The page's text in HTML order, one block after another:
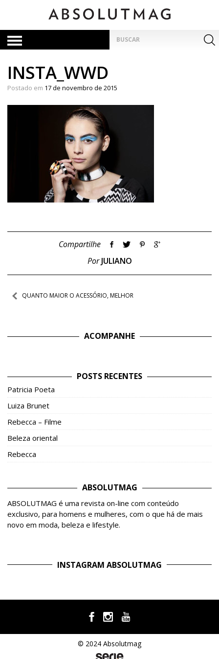
por:
INSTA_WWD
Postado em 17 de novembro de 2015
Compartilhe
PorJULIANO
Navegação
QUANTO MAIOR O ACESSÓRIO, MELHOR
ACOMPANHE
POSTS RECENTES
Patricia Poeta
Luiza Brunet
Rebecca – Filme
Beleza oriental
Rebecca
ABSOLUTMAG
ABSOLUTMAG é uma revista on-line com conteúdo
exclusivo, para homens e mulheres, com o que há de mais
novo em moda, beleza e lifestyle.
INSTAGRAM ABSOLUTMAG
© 2024 Absolutmag